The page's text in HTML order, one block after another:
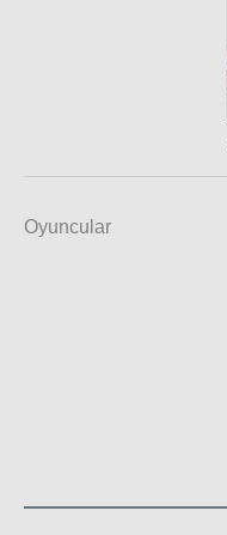
Oyuncular